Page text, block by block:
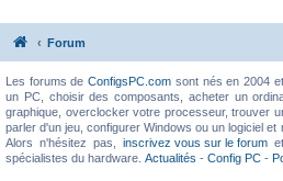
Forum
Les forums deConfigsPC.com sont nés en 2004
un PC, choisir des composants, acheter un
graphique, overclocker votre processeur, trouver
parler d'un jeu, configurer Windows ou un logiciel
Alors n'hésitez pas, inscrivez vous sur le forumet
spécialistes du hardware. Actualités - Config PC -